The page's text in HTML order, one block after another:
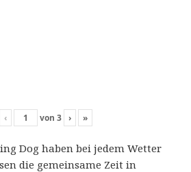
‹ von 3 › »
Dog haben bei jedem Wetter
die gemeinsame Zeit in